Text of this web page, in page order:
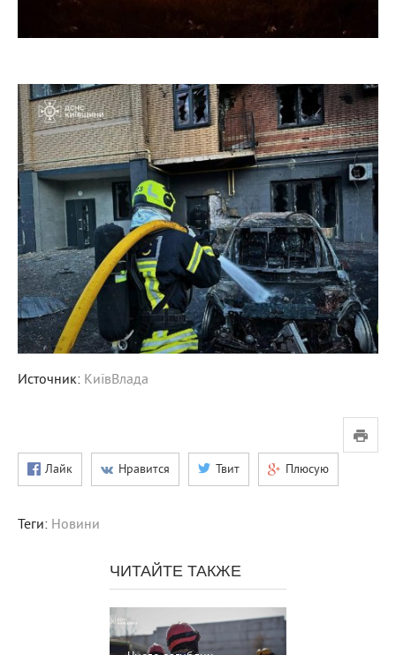
Источник: КиївВлада
Лайк Нравится Твит Плюсую
Теги: Новини
ЧИТАЙТЕ ТАКЖЕ